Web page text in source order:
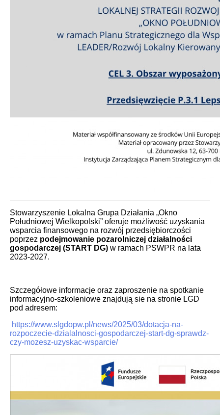
Stowarzyszenie Lokalna Grupa Działania „Okno
Południowej Wielkopolski” oferuje możliwość uzyskania
wsparcia finansowego na rozwój przedsiębiorczości
poprzez podejmowanie pozarolniczej działalności
gospodarczej (START DG) w ramach PSWPR na lata
2023-2027.
Szczegółowe informacje oraz zaproszenie na spotkanie
informacyjno-szkoleniowe znajdują sie na stronie LGD
pod adresem:
https://www.slgdopw.pl/news/2025/03/dotacja-na-
rozpoczecie-dzialalnosci-gospodarczej-start-dg-sprawdz-
czy-mozesz-uzyskac-wsparcie/